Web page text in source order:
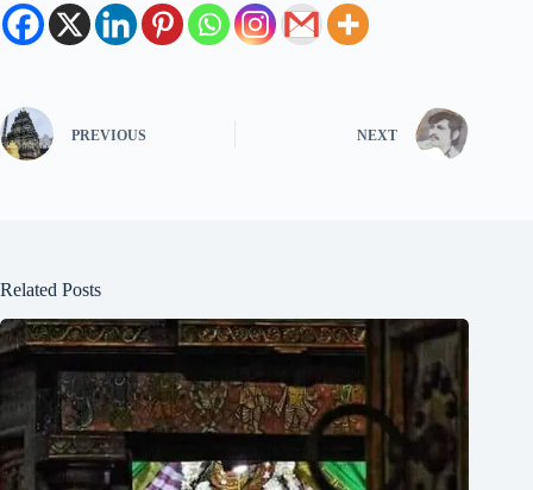
PREVIOUS NEXT
Related Posts